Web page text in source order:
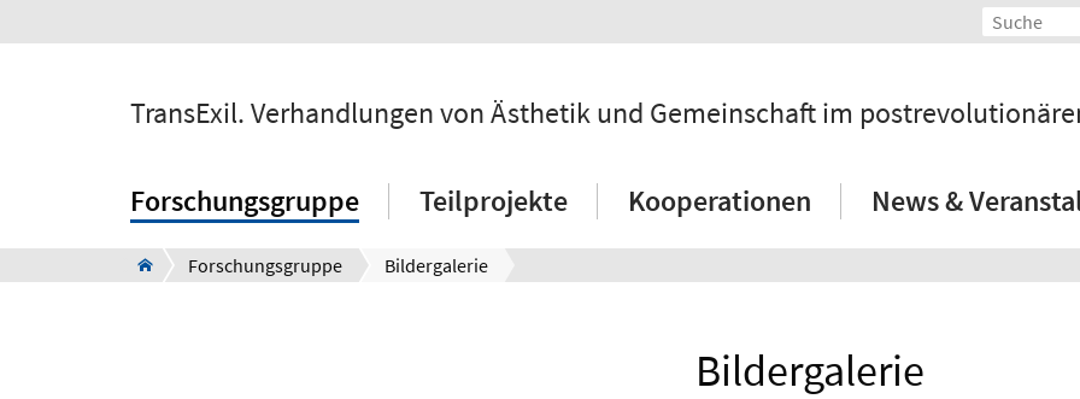
TransExil. Verhandlungen von Ästhetik und Gemeinschaft im
Forschungsgruppe Teilprojekte Kooperationen News &
Forschungsgruppe Bildergalerie
Bildergalerie